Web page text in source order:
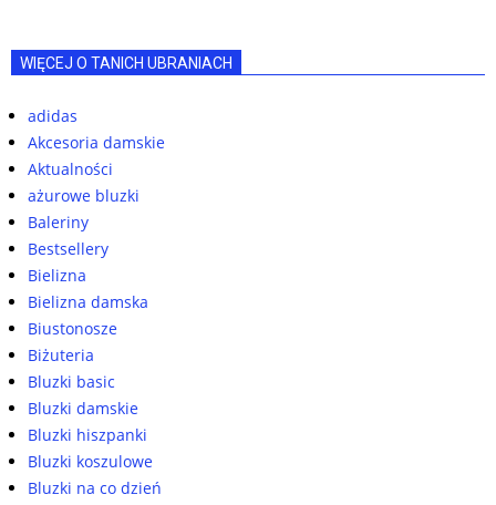
WIĘCEJ O TANICH UBRANIACH
adidas
Akcesoria damskie
Aktualności
ażurowe bluzki
Baleriny
Bestsellery
Bielizna
Bielizna damska
Biustonosze
Biżuteria
Bluzki basic
Bluzki damskie
Bluzki hiszpanki
Bluzki koszulowe
Bluzki na co dzień